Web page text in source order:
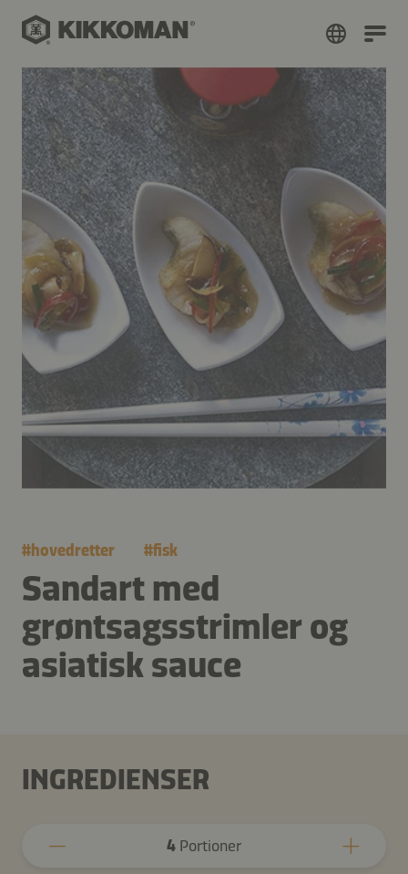
#hovedretter #fisk
Sandart med
grøntsagsstrimler og
asiatisk sauce
INGREDIENSER
4 Portioner